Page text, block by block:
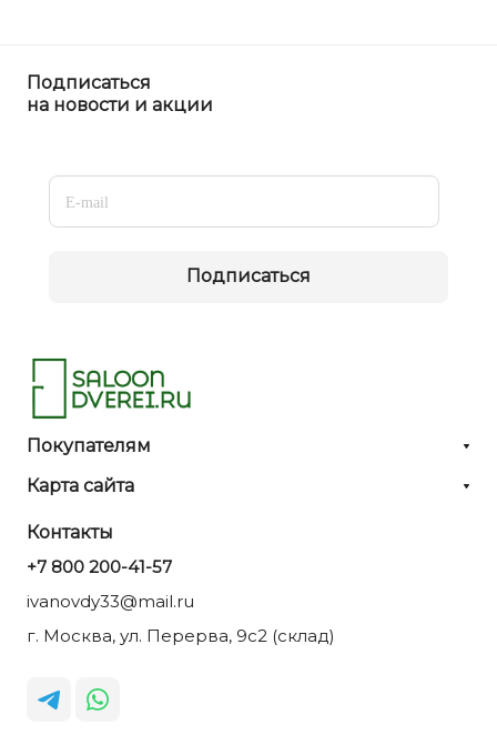
Подписаться
на новости и акции
Подписаться
Покупателям
Карта сайта
Контакты
+7 800 200-41-57
ivanovdy33@mail.ru
г. Москва, ул. Перерва, 9с2 (склад)